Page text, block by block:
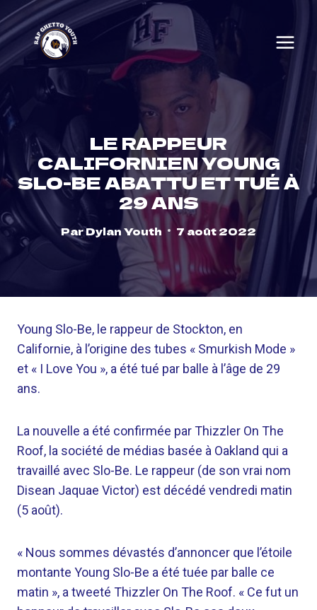
Skip
to
content
LE RAPPEUR
CALIFORNIEN YOUNG
SLO-BE ABATTU ET TUÉ À
29 ANS
ParDylan Youth 7 août 2022
Young Slo-Be, le rappeur de Stockton, en
Californie, à l’origine des tubes « Smurkish Mode »
et « I Love You », a été tué par balle à l’âge de 29
ans.
La nouvelle a été confirmée par Thizzler On The
Roof, la société de médias basée à Oakland qui a
travaillé avec Slo-Be. Le rappeur (de son vrai nom
Disean Jaquae Victor) est décédé vendredi matin
(5 août).
« Nous sommes dévastés d’annoncer que l’étoile
montante Young Slo-Be a été tuée par balle ce
matin », a tweeté Thizzler On The Roof. « Ce fut un